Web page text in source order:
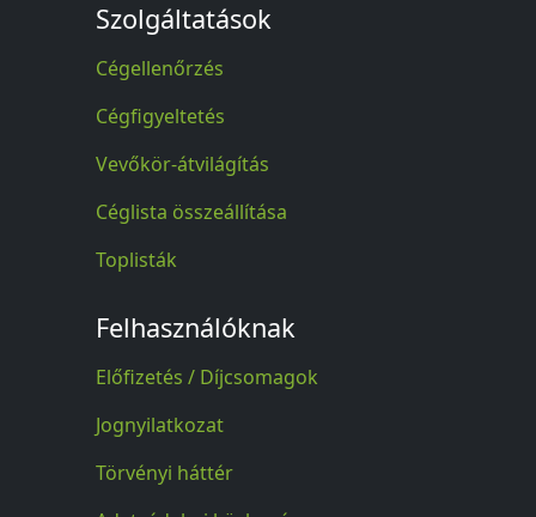
Szolgáltatások
Cégellenőrzés
Cégfigyeltetés
Vevőkör-átvilágítás
Céglista összeállítása
Toplisták
Felhasználóknak
Előfizetés / Díjcsomagok
Jognyilatkozat
Törvényi háttér